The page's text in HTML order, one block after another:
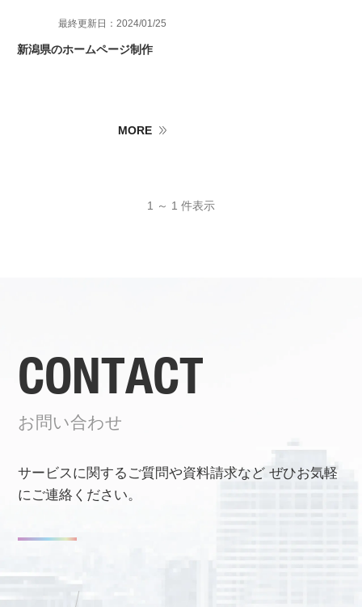
最終更新日：2024/01/25
新潟県のホームページ制作
MORE
1 ～ 1 件表示
CONTACT
お問い合わせ
サービスに関するご質問や資料請求などぜひお気軽
にご連絡ください。